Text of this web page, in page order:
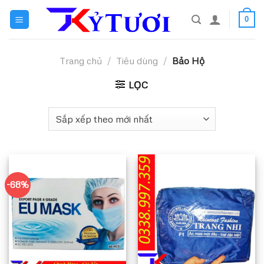
content
0
Trang chủ / Tiêu dùng / Bảo Hộ
LỌC
-68%